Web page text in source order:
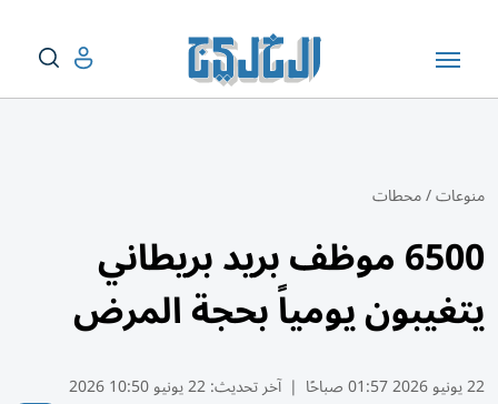
منوعات/محطات
6500 موظف بريد بريطاني
يتغيبون يومياً بحجة المرض
22 يونيو 2026 01:57 صباحًا | آخر تحديث:22 يونيو 10:50 2026